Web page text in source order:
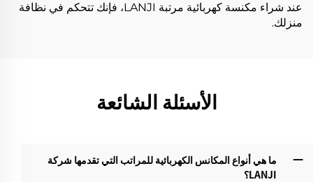
عند شراء مكنسة كهربائية مرتبة LANJI، فإنك تتحكم في نظافة
منزلك.
الأسئلة الشائعة
ما هي أنواع المكانس الكهربائية للمراتب التي تقدمها شركة
LANJI؟‌